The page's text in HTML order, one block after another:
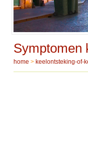
Symptomen
home > keelontsteking-of-